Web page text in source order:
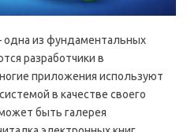
одна из фундаментальных
разработчики в
приложения используют
в качестве своего
быть галерея